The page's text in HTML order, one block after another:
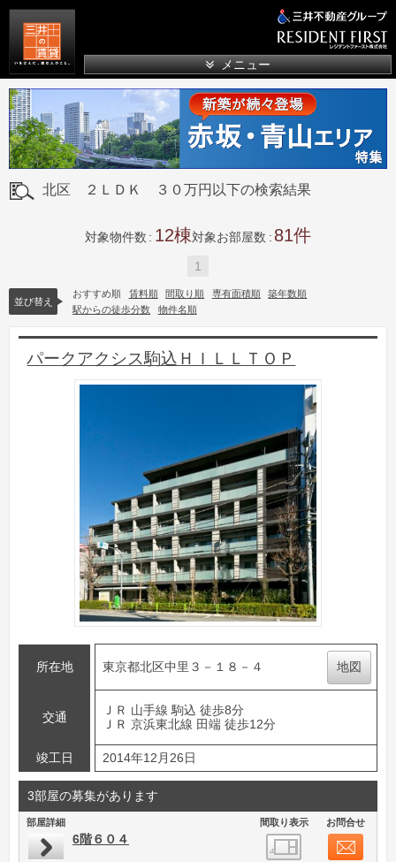
メニュー
北区 ２ＬＤＫ ３０万円以下の検索結果
対象物件数 12 対象お部屋数 81
1
並び替え
おすすめ順 賃料順 間取り順 専有面積順
築年数順
駅からの徒歩分数
物件名順
パークアクシス駒込ＨＩＬＬＴＯＰ
所在地 東京都北区中里３－１８－４ 地図
交通
ＪＲ 山手線 駒込 徒歩8分
ＪＲ 京浜東北線 田端 徒歩12分
竣工日 2014年12月26日
3部屋の募集があります
部屋詳細 間取り表示 お問合せ
6階６０４